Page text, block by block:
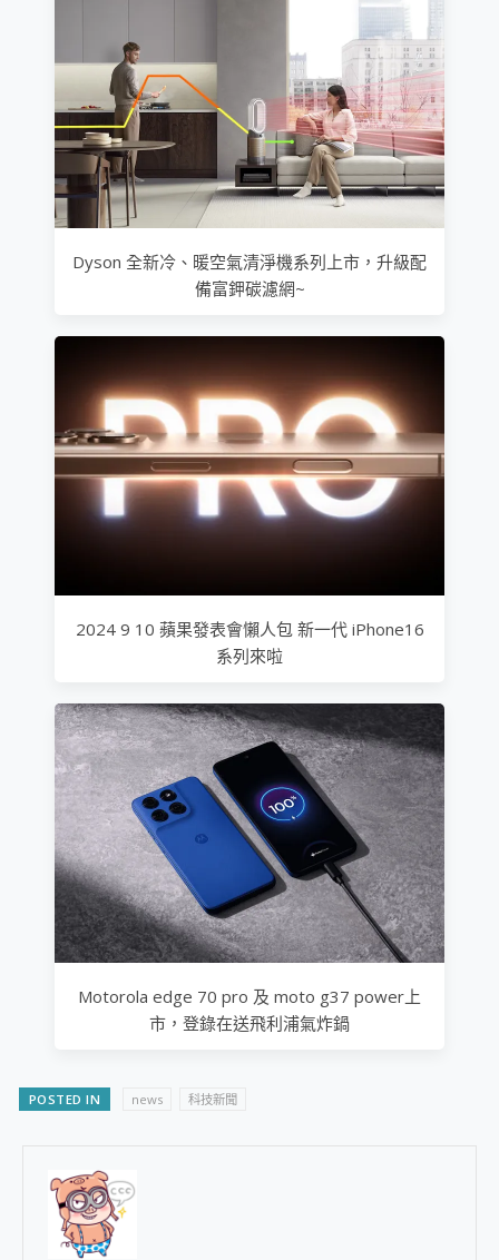
Dyson 全新冷、暖空氣清淨機系列上市，升級配
備富鉀碳濾網~
2024 9 10 蘋果發表會懶人包 新一代 iPhone16
系列來啦
Motorola edge 70 pro 及 moto g37 power上
市，登錄在送飛利浦氣炸鍋
POSTED IN news 科技新聞